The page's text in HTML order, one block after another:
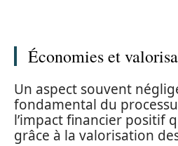
Économies et
Un aspect souvent
fondamental du
l’impact financier positif
grâce à la valorisation